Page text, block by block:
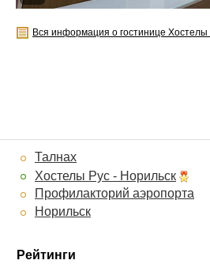
Вся информация о гостинице Хостелы
Талнах
Хостелы Рус - Норильск
Профилакторий аэропорта
Норильск
Рейтинги